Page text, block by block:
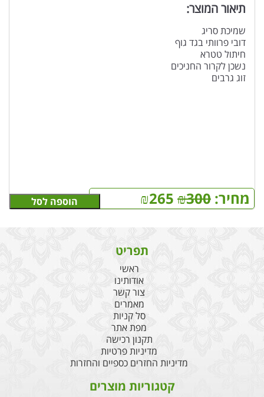
תיאור המוצר:
שמיכת סריג
דובי פרוותי בגד גוף
חיתול טטרא
נשכן לקרור החניכים
זוג גרבים
מחיר: ₪300
₪265 הוספה לסל
תפריט
ראשי
אודותינו
צור קשר
מאמרים
סל קניות
מפת אתר
תקנון רכישה
מדיניות פרטיות
מדיניות החזרים כספיים והחזרות
קטגוריות מוצרים